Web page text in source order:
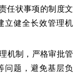
任状事项的制度文
立健全长效管理机
制，严格审批管
问题，避免基层负